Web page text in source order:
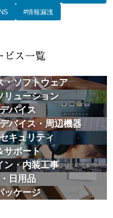
#情報漏洩
・ソフトウェア
リューション
バイス
バイス・周辺機器
キュリティ
サポート
ン・内装工事
日用品
ッケージ